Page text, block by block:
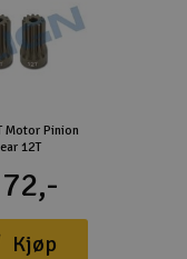
Motor Pinion
12T
72,-
Kjøp